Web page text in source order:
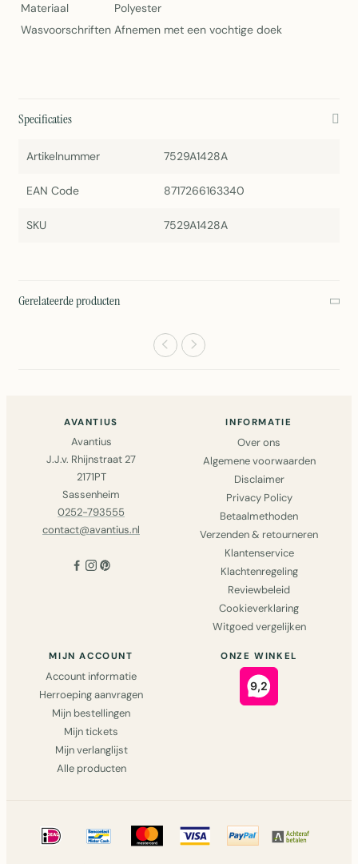
Materiaal
Polyester
Wasvoorschriften Afnemen met een vochtige doek
Specificaties
Artikelnummer 7529A1428A
EAN Code 8717266163340
SKU 7529A1428A
Gerelateerde producten
AVANTIUS
Avantius
J.J.v. Rhijnstraat 27
2171PT
Sassenheim
0252-793555
contact@avantius.nl
INFORMATIE
Over ons
Algemene voorwaarden
Disclaimer
Privacy Policy
Betaalmethoden
Verzenden & retourneren
Klantenservice
Klachtenregeling
Reviewbeleid
Cookieverklaring
Witgoed vergelijken
MIJN ACCOUNT
Account informatie
Herroeping aanvragen
Mijn bestellingen
Mijn tickets
Mijn verlanglijst
Alle producten
ONZE WINKEL